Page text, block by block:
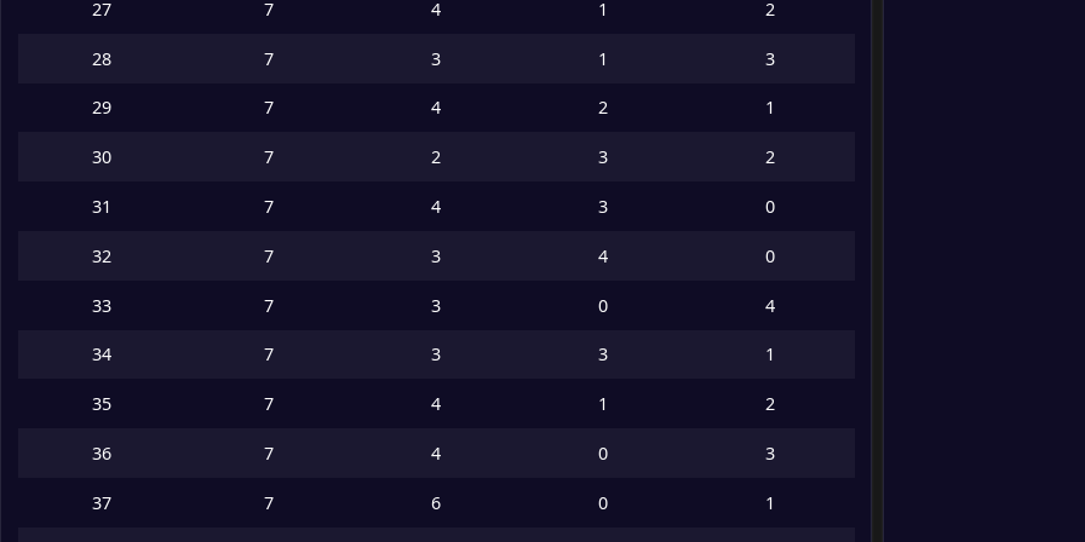
27 7 4 1 2
28 7 3 1 3
29 7 4 2 1
30 7 2 3 2
31 7 4 3 0
32 7 3 4 0
33 7 3 0 4
34 7 3 3 1
35 7 4 1 2
36 7 4 0 3
37 7 6 0 1